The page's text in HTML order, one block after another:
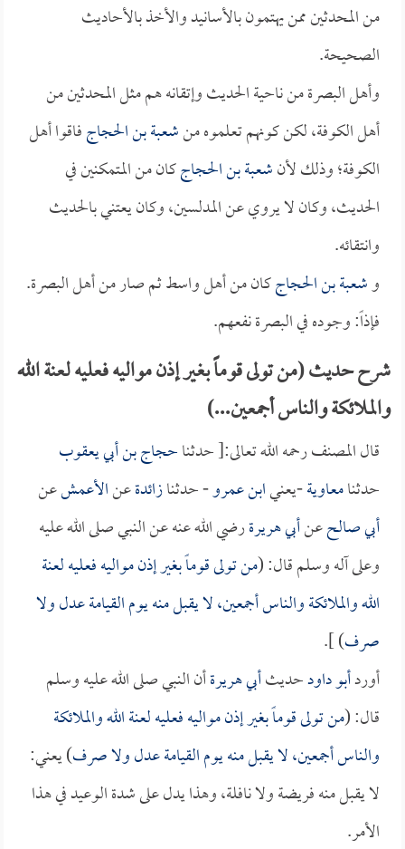
من المحدثين ممن يهتمون بالأسانيد والأخذ بالأحاديث
الصحيحة.
وأهل البصرة من ناحية الحديث وإتقانه هم مثل المحدثين من
أهل الكوفة، لكن كونهم تعلموه منشعبة بن الحجاجفاقوا أهل
الكوفة؛ وذلك لأنشعبة بن الحجاجكان من المتمكنين في
الحديث، وكان لا يروي عن المدلسين، وكان يعتني بالحديث
وانتقائه.
وشعبة بن الحجاجكان من أهل واسط ثم صار من أهل البصرة.
فإذاً: وجوده في البصرة نفعهم.
شرح حديث (من تولى قوماً بغير إذن مواليه فعليه لعنة الله
والملائكة والناس أجمعين...)
قال المصنف رحمه الله تعالى:[ حدثناحجاج بن أبي يعقوب
حدثنامعاوية-يعنيابن عمرو- حدثنازائدةعنالأعمشعن
أبي صالحعنأبي هريرةرضي الله عنه عن النبي صلى الله عليه
وعلى آله وسلم قال: (من تولى قوماً بغير إذن مواليه فعليه لعنة
الله والملائكة والناس أجمعين، لا يقبل منه يوم القيامة عدل ولا
صرف) ].
أوردأبو داودحديثأبي هريرةأن النبي صلى الله عليه وسلم
قال: (من تولى قوماً بغير إذن مواليه فعليه لعنة الله والملائكة
والناس أجمعين، لا يقبل منه يوم القيامة عدل ولا صرف) يعني:
لا يقبل منه فريضة ولا نافلة، وهذا يدل على شدة الوعيد في هذا
الأمر.